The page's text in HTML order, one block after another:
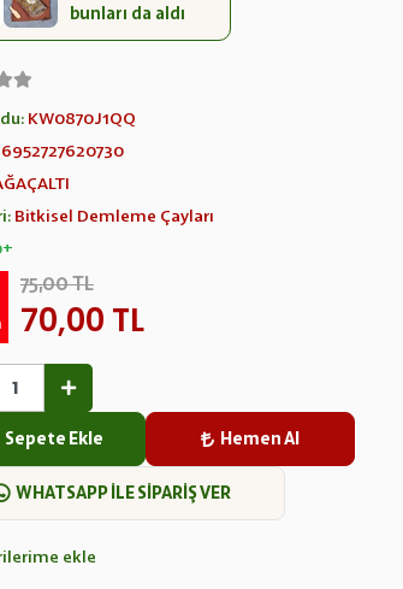
bunları da aldı
KW0870J1QQ
6952727620730
Bitkisel Demleme Çayları
75,00 TL
70,00 TL
Sepete Ekle Hemen Al
WHATSAPP İLE SİPARİŞ VER
ekle